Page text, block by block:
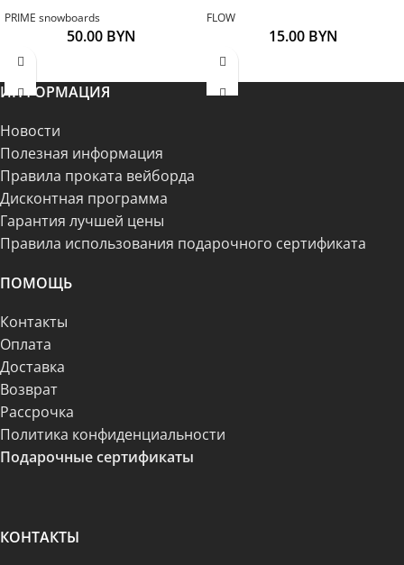
PRIME snowboards
50.00 BYN
FLOW
15.00 BYN
ИНФОРМАЦИЯ
Новости
Полезная информация
Правила проката вейборда
Дисконтная программа
Гарантия лучшей цены
Правила использования подарочного сертификата
ПОМОЩЬ
Контакты
Оплата
Доставка
Возврат
Рассрочка
Политика конфиденциальности
Подарочные сертификаты
КОНТАКТЫ